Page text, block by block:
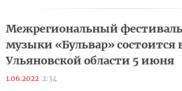
Межрегиональный
музыки «Бульвар» состоится
Ульяновской области 5 июня
1.06.2022 2:34